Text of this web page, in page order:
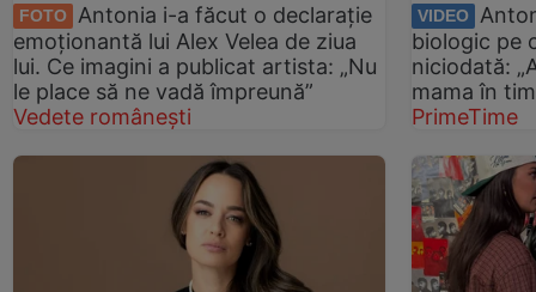
FOTO
Antonia i-a făcut o declarație
emoționantă lui Alex Velea de ziua
lui. Ce imagini a publicat artista: „Nu
le place să ne vadă împreună”
Vedete românești
VIDEO
biologic pe
niciodată:
mama în
PrimeTime